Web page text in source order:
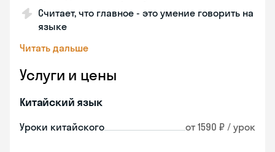
Считает, что главное - это умение говорить на
языке
Читать дальше
Услуги и цены
Китайский язык
Уроки китайского от 1590 ₽ / урок